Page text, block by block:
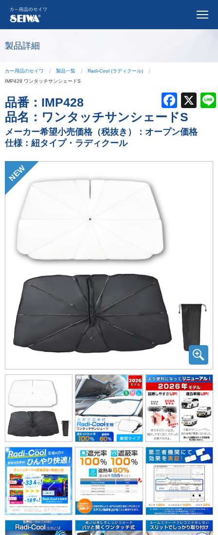
製品詳細
カー用品のセイワ 製品一覧
Radi-Cool (ラディクール)
IMP428 ワンタッチサンシェードS
F
a
c
b
X
品番： IMP428
品名： ワンタッチサンシェードS
メーカー希望小売価格（税抜き）：オープン価格
仕様：紐タイプ・ラディクール
NEW